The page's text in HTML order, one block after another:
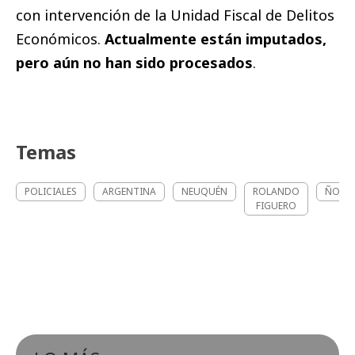
con intervención de la Unidad Fiscal de Delitos
Económicos. Actualmente están imputados,
pero aún no han sido procesados.
Temas
POLICIALES ARGENTINA NEUQUÉN
ROLANDO
FIGUERO